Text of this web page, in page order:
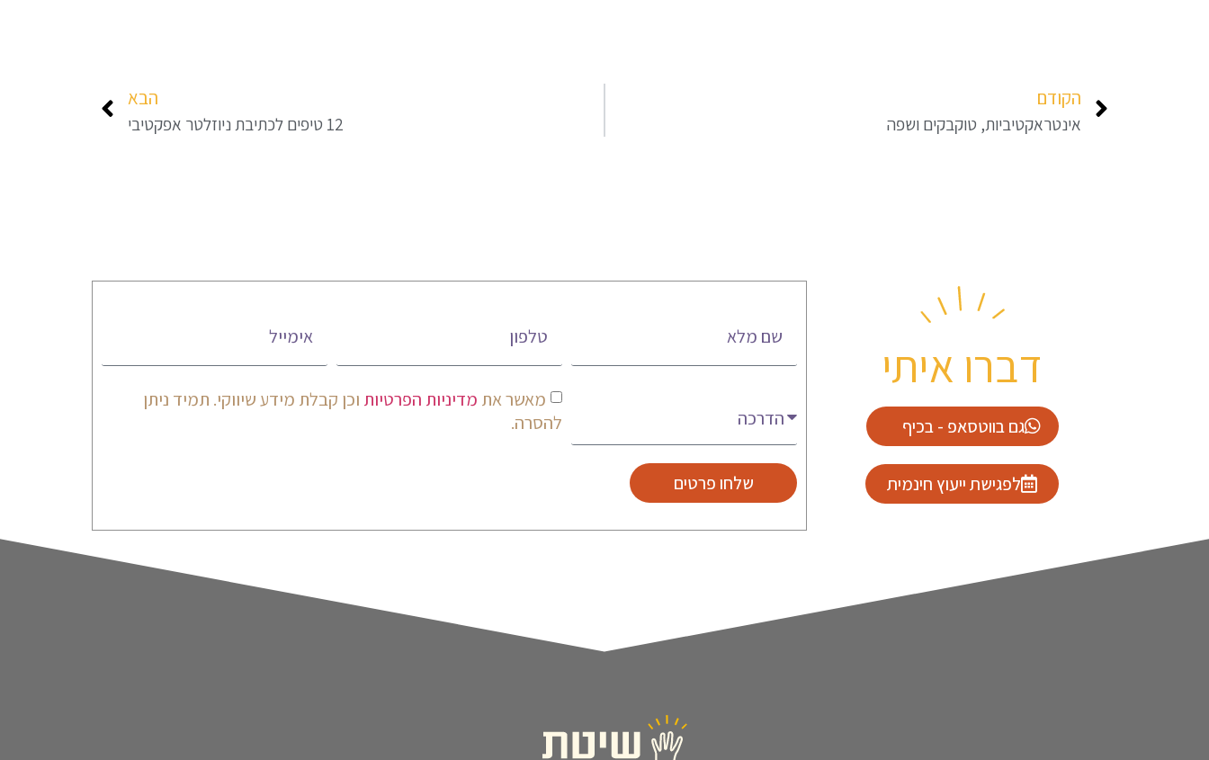
הקודם
אינטראקטיביות, טוקבקים ושפה
הבא
12 טיפים לכתיבת ניוזלטר אפקטיבי
דברו איתי
גם בווטסאפ - בכיף
לפגישת ייעוץ חינמית
מאשר את מדיניות הפרטיות וכן קבלת מידע שיווקי. תמיד ניתן
להסרה.
שלחו פרטים